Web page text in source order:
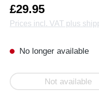
£29.95
Prices incl. VAT plus
No longer available
Not available